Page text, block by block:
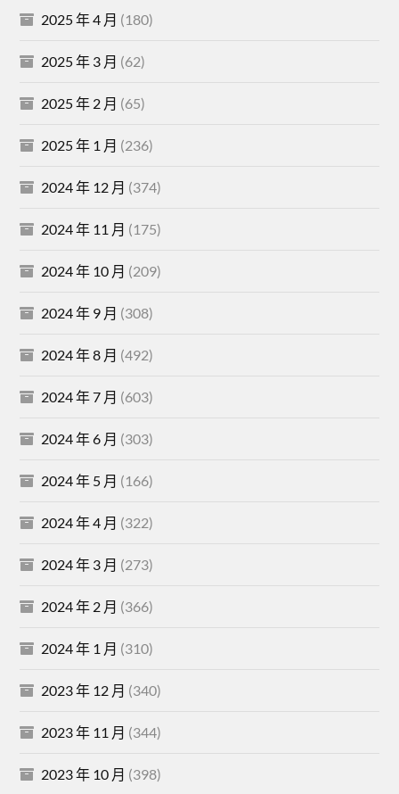
2025 年 4 月 (180)
2025 年 3 月 (62)
2025 年 2 月 (65)
2025 年 1 月 (236)
2024 年 12 月 (374)
2024 年 11 月 (175)
2024 年 10 月 (209)
2024 年 9 月 (308)
2024 年 8 月 (492)
2024 年 7 月 (603)
2024 年 6 月 (303)
2024 年 5 月 (166)
2024 年 4 月 (322)
2024 年 3 月 (273)
2024 年 2 月 (366)
2024 年 1 月 (310)
2023 年 12 月 (340)
2023 年 11 月 (344)
2023 年 10 月 (398)